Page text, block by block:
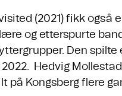
(2021) fikk også
og etterspurte
Den
Hedvig
på Kongsberg flere